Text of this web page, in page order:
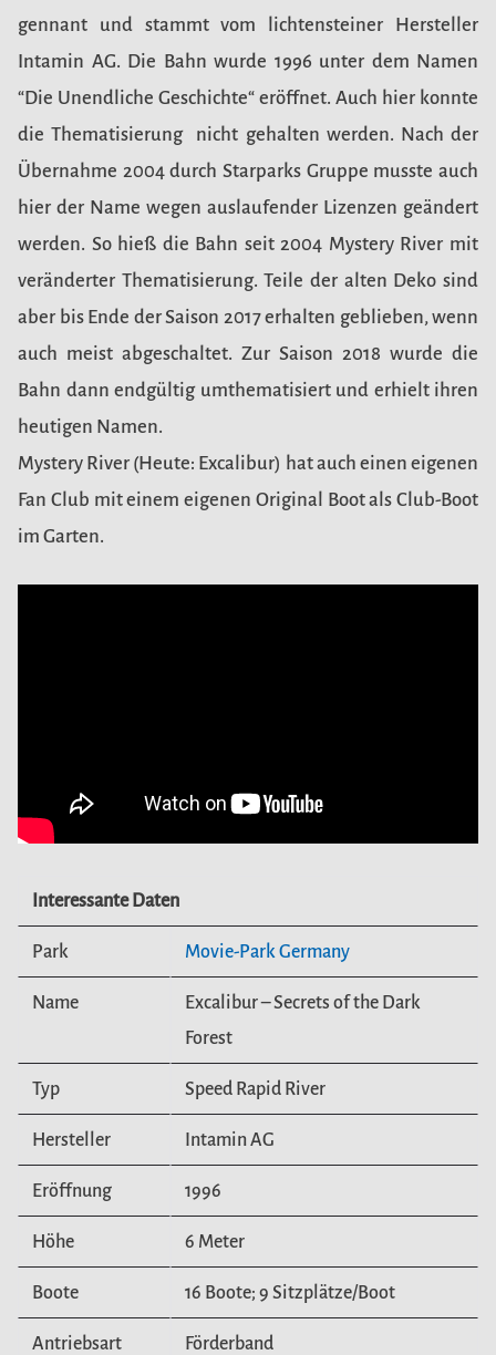
gennant und stammt vom lichtensteiner Hersteller
Intamin AG. Die Bahn wurde 1996 unter dem Namen
“Die Unendliche Geschichte“ eröffnet. Auch hier konnte
die Thematisierung nicht gehalten werden. Nach der
Übernahme 2004 durch Starparks Gruppe musste auch
hier der Name wegen auslaufender Lizenzen geändert
werden. So hieß die Bahn seit 2004 Mystery River mit
veränderter Thematisierung. Teile der alten Deko sind
aber bis Ende der Saison 2017 erhalten geblieben, wenn
auch meist abgeschaltet. Zur Saison 2018 wurde die
Bahn dann endgültig umthematisiert und erhielt ihren
heutigen Namen.
Mystery River (Heute: Excalibur) hat auch einen eigenen
Fan Club mit einem eigenen Original Boot als Club-Boot
im Garten.
Interessante Daten
Park Movie-Park Germany
Name
Excalibur – Secrets of the Dark
Forest
Typ Speed Rapid River
Hersteller Intamin AG
Eröffnung 1996
Höhe 6 Meter
Boote 16 Boote; 9 Sitzplätze/Boot
Antriebsart Förderband